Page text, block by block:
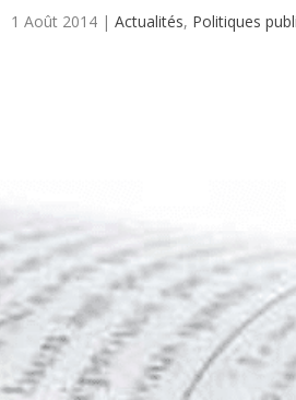
1 Août 2014| Actualités, Politiques